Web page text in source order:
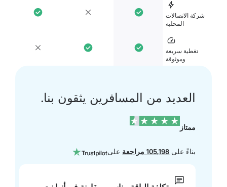
شركة الاتصالات
تغطية سريعة
العديد من المسافرين يثقون بنا.
بناءً على105,198 مراجعة على